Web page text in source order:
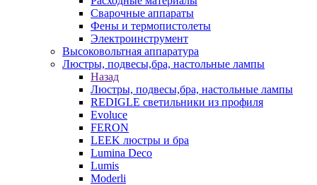
Сварочные аппараты
Фены и термопистолеты
Электроинструмент
Высоковольтная аппаратура
Люстры, подвесы,бра, настольные лампы
Назад
Люстры, подвесы,бра, настольные лампы
REDIGLE светильники из профиля
Evoluce
FERON
LEEK люстры и бра
Lumina Deco
Lumis
Moderli